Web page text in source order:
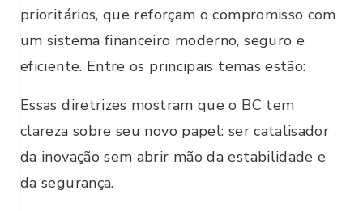
prioritários, que reforçam o compromisso com
um sistema financeiro moderno, seguro e
eficiente. Entre os principais temas estão:
Essas diretrizes mostram que o BC tem
clareza sobre seu novo papel: ser catalisador
da inovação sem abrir mão da estabilidade e
da segurança.